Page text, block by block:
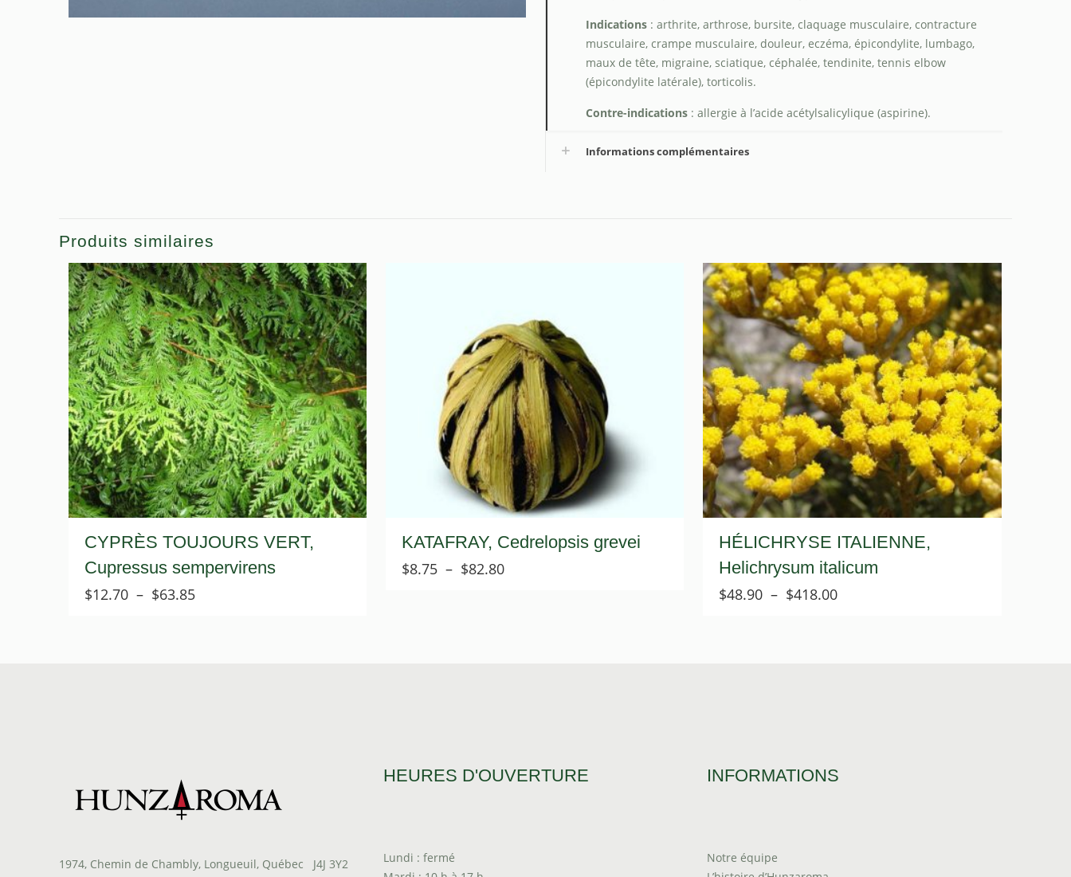
Indications : arthrite, arthrose, bursite, claquage musculaire, contracture
musculaire, crampe musculaire, douleur, eczéma, épicondylite, lumbago,
maux de tête, migraine, sciatique, céphalée, tendinite, tennis elbow
(épicondylite latérale), torticolis.
Contre-indications : allergie à l’acide acétylsalicylique (aspirine).
Informations complémentaires
Produits similaires
CYPRÈS TOUJOURS VERT,
Cupressus sempervirens
$12.70 – $63.85Plage
KATAFRAY, Cedrelopsis grevei
$8.75 – $82.80Plage
HÉLICHRYSE ITALIENNE,
Helichrysum italicum
$48.90 – $418.00Plage
1974, Chemin de Chambly, Longueuil, Québec J4J 3Y2
HEURES D'OUVERTURE
Lundi : fermé
INFORMATIONS
Notre équipe